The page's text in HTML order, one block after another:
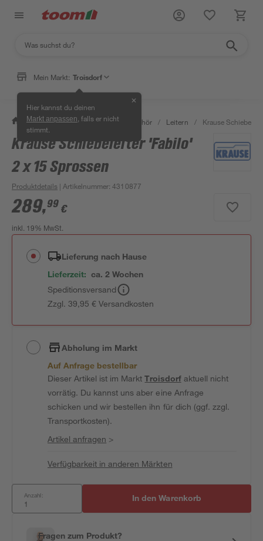
Mein Markt: Troisdorf
Hier kannst du deinen
Markt anpassen , falls er nicht
stimmt.
✕
/ Bauen & Renovieren / Bauzubehör / Leitern / Krause
Krause Schiebeleiter 'Fabilo'
2 x 15 Sprossen
Produktdetails | Artikelnummer:4310877
289,99 €
inkl. 19% MwSt.
Lieferung nach Hause
Lieferzeit: ca. 2 Wochen
Speditionsversand
Zzgl. 39,95 € Versandkosten
Abholung im Markt
Auf Anfrage bestellbar
Dieser Artikel ist im MarktTroisdorfaktuell nicht
vorrätig. Du kannst uns aber eine Anfrage
schicken und wir bestellen ihn für dich (ggf. zzgl.
Transportkosten).
Artikel anfragen >
Verfügbarkeit in anderen Märkten
Anzahl: In den Warenkorb
Fragen zum Produkt?